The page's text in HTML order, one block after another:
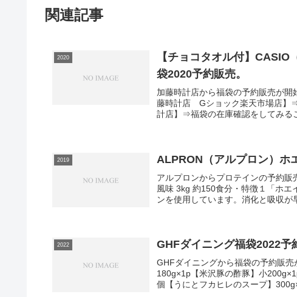
関連記事
2020
【チョコタオル付】
袋2020予約販売。
加藤時計店から福袋の予約販売が
藤時計店 Gショック楽天市場店】
計店】⇒福袋の在庫確認をしてみる
2019 ALPRON（アルプロン）ホ
アルプロンからプロテインの予約
風味 3kg 約150食分・特徴１「ホ
ンを使用しています。消化と吸収が
2022 GHFダイニング福袋2022予
GHFダイニングから福袋の予約販
180g×1p【米沢豚の酢豚】小
個【うにとフカヒレのスープ】